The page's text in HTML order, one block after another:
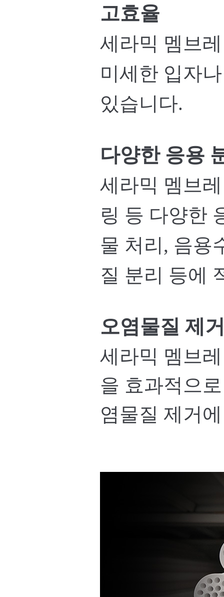
고효율
세라믹 멤브
미세한 입자
있습니다.
다양한 응용
세라믹 멤브
링 등 다양한
물 처리, 음용
질 분리 등에
오염물질 제
세라믹 멤브
을 효과적으
염물질 제거